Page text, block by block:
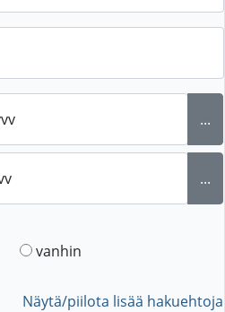
...
...
vanhin
Näytä/piilota lisää hakuehtoja